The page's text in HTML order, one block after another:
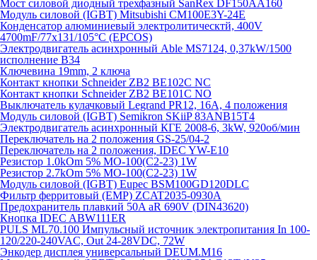
Мост силовой диодный трехфазный SanRex DF150AA160
Модуль силовой (IGBT) Mitsubishi CM100E3Y-24E
Конденсатор алюминиевый электролитическтй, 400V
4700mF/77x131/105°C (EPCOS)
Электродвигатель асинхронный Able MS7124, 0,37kW/1500
исполнение В34
Ключевина 19mm, 2 ключа
Контакт кнопки Schneider ZB2 BE102C NC
Контакт кнопки Schneider ZB2 BE101C NO
Выключатель кулачковый Legrand PR12, 16A, 4 положения
Модуль силовой (IGBT) Semikron SKiiP 83ANB15T4
Электродвигатель асинхронный КГЕ 2008-6, 3kW, 920об/мин
Переключатель на 2 положения GS-25/04-2
Переключатель на 2 положения, IDEC YW-E10
Резистор 1.0kOm 5% МО-100(С2-23) 1W
Резистор 2.7kOm 5% МО-100(С2-23) 1W
Модуль силовой (IGBT) Eupec BSM100GD120DLC
Фильтр ферритовый (EMP) ZCAT2035-0930A
Предохранитель плавкий 50A aR 690V (DIN43620)
Кнопка IDEC ABW111ER
PULS ML70.100 Импульсный источник электропитания In 100-
120/220-240VAC, Out 24-28VDC, 72W
Энкодер дисплея универсальный DEUM.M16